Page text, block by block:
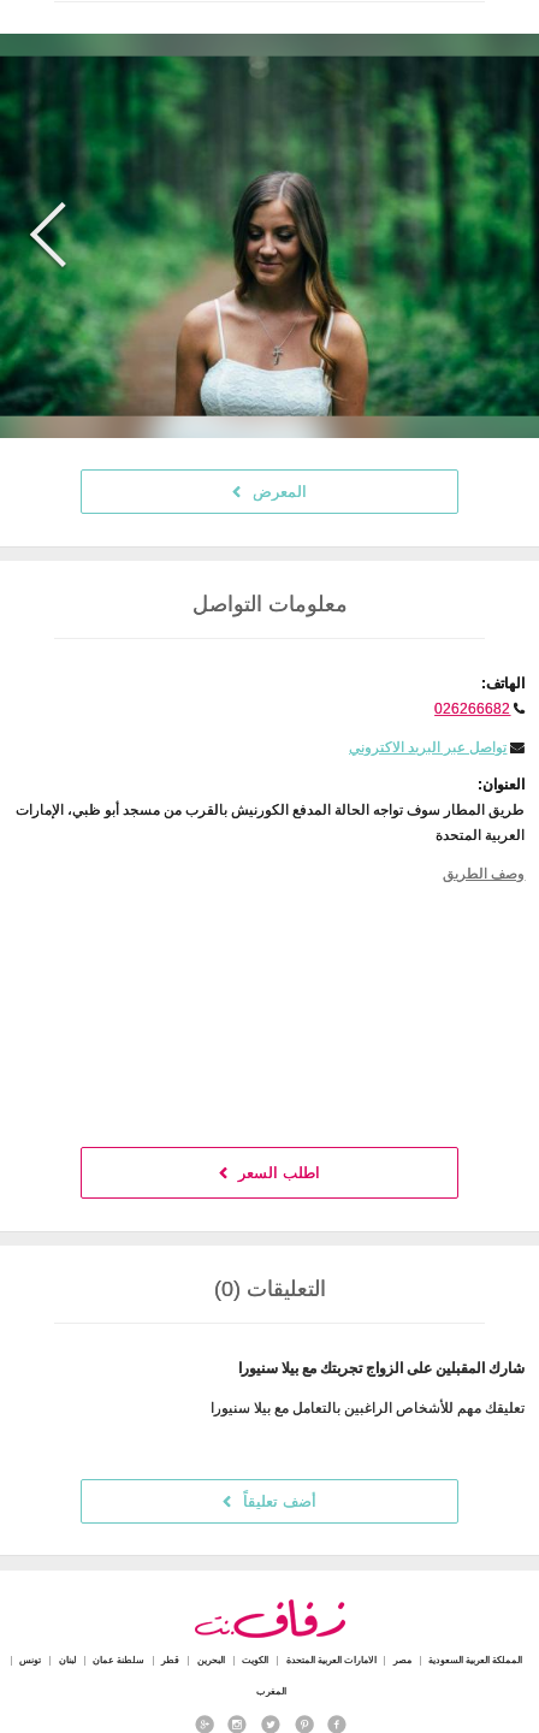
المعرض
معلومات التواصل
الهاتف:
026266682
تواصل عبر البريد الاكتروني
العنوان:
طريق المطار سوف تواجه الحالة المدفع الكورنيش بالقرب من مسجد أبو ظبي، الإمارات
العربية المتحدة
وصف الطريق
اطلب السعر
التعليقات (0)
شارك المقبلين على الزواج تجربتك مع بيلا سنيورا
تعليقك مهم للأشخاص الراغبين بالتعامل مع بيلا سنيورا
أضف تعليقاً
المملكة العربية السعودية مصر الامارات العربية المتحدة الكويت البحرين قطر سلطنة عمان لبنان تونس
المغرب